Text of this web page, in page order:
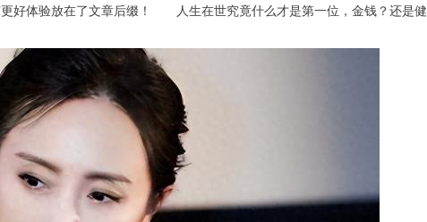
体验放在了文章后缀！ 人生在世究竟什么才是第一位，金钱？还是健